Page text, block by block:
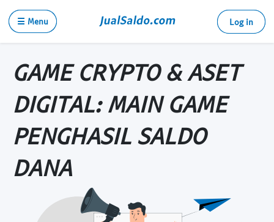
☰ Menu Log in
GAME CRYPTO & ASET
DIGITAL: MAIN GAME
PENGHASIL SALDO
DANA